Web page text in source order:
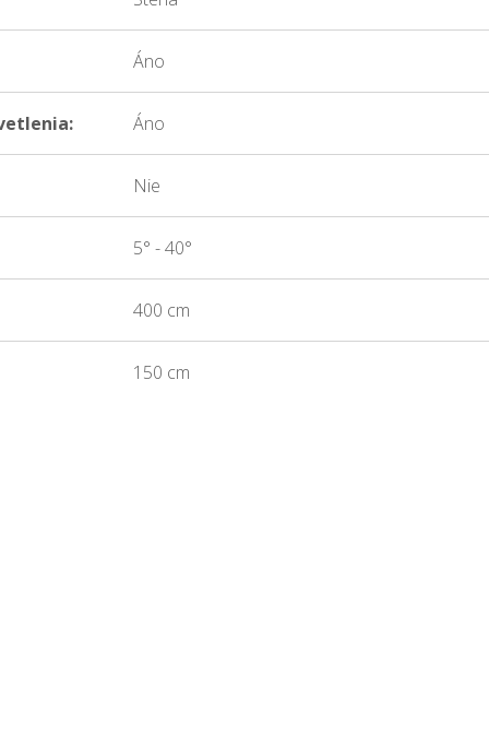
Áno
Áno
Nie
5° - 40°
400 cm
150 cm